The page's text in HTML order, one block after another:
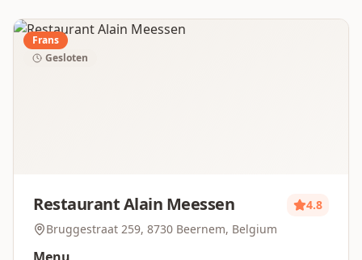
Frans
Gesloten
Restaurant Alain Meessen
4.8
Bruggestraat 259, 8730 Beernem, Belgium